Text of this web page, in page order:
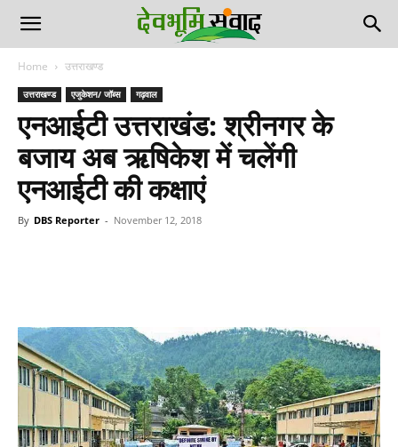
Home उत्तराखण्ड
उत्तराखण्ड एजुकेशन/ जॉब्स गढ़वाल
एनआईटी उत्तराखंड: श्रीनगर के
बजाय अब ऋषिकेश में चलेंगी
एनआईटी की कक्षाएं
By DBS Reporter - November 12, 2018